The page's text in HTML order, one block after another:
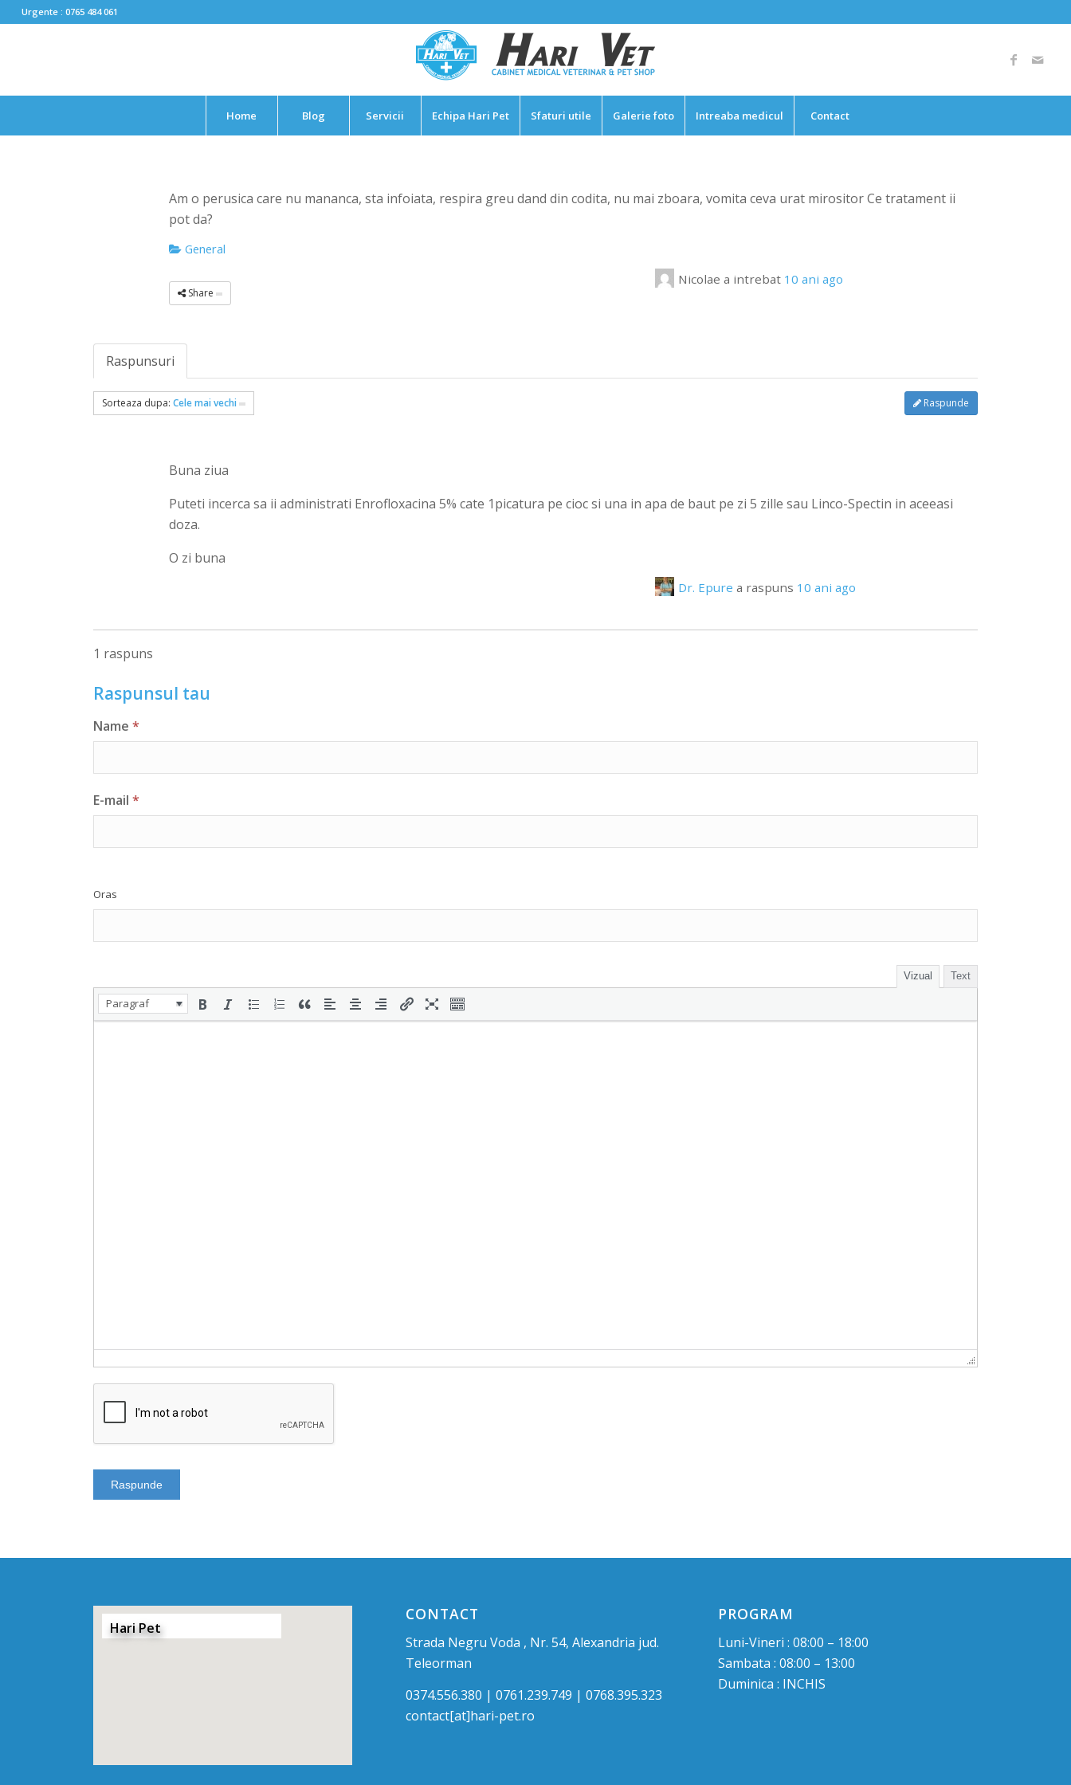
Urgente : 0765 484 061
Home Blog Servicii Echipa Hari Pet Sfaturi utile Galerie foto Intreaba medicul Contact
Am o perusica care nu mananca, sta infoiata, respira greu dand din codita, nu mai zboara, vomita ceva urat mirositor Ce tratament ii
pot da?
General
Share
Nicolae a intrebat 10 ani ago
Raspunsuri
Sorteaza dupa:Cele mai vechi Raspunde
Buna ziua
Puteti incerca sa ii administrati Enrofloxacina 5% cate 1picatura pe cioc si una in apa de baut pe zi 5 zille sau Linco-Spectin in aceeasi
doza.
O zi buna
Dr. Epure a raspuns 10 ani ago
1 raspuns
Raspunsul tau
Name *
E-mail *
Oras
Vizual Text
Paragraf
Hari Pet
CONTACT
Strada Negru Voda , Nr. 54, Alexandria jud.
Teleorman
0374.556.380 | 0761.239.749 | 0768.395.323
contact[at]hari-pet.ro
PROGRAM
Luni-Vineri : 08:00 – 18:00
Sambata : 08:00 – 13:00
Duminica : INCHIS